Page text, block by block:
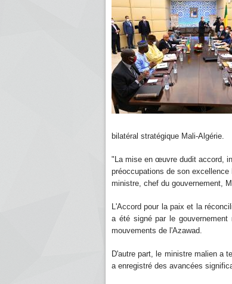
bilatéral stratégique Mali-Algérie.
"La mise en œuvre dudit accord,
préoccupations de son
ministre, chef du gouvernement,
L'Accord pour la paix et la
a été signé par le
mouvements de l'Azawad.
D'autre part, le ministre malien a
a enregistré des avancées